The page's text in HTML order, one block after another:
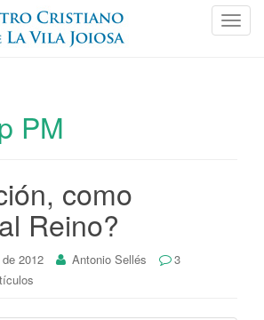
C
PM
como
Reino?
2012 Antonio Sellés
3